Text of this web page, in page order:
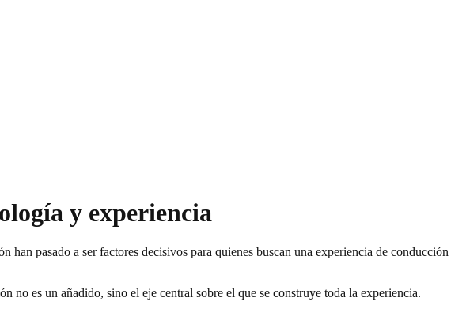
y experiencia
pasado a ser factores decisivos para quienes buscan una experiencia de conducción
no es un añadido, sino el eje central sobre el que se construye toda la experiencia.